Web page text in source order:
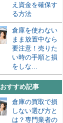
え資金を確保す
る方法
倉庫を使わない
まま放置中なら
要注意！売りた
い時の手順と損
をしな...
おすすめ記事
倉庫の買取で損
しない選び方と
は？専門業者の